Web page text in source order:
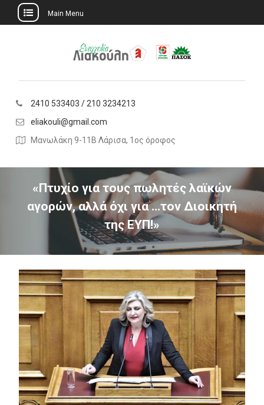
Main Menu
2410 533403 / 210 3234213
eliakouli@gmail.com
Μανωλάκη 9-11Β Λάρισα, 1ος όροφος
«Πτυχίο για τους πωλητές λαϊκών
αγορών, αλλά όχι για …τον Διοικητή
της ΕΥΠ!»